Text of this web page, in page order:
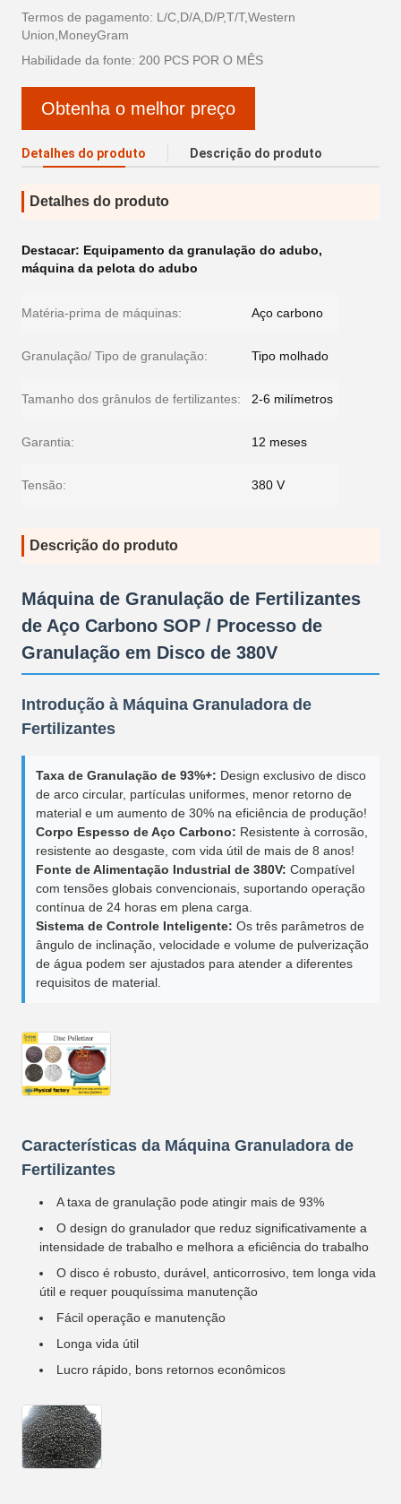
Termos de pagamento: L/C,D/A,D/P,T/T,Western
Union,MoneyGram
Habilidade da fonte: 200 PCS POR O MÊS
Obtenha o melhor preço
Detalhes do produto Descrição do produto
Detalhes do produto
Destacar: Equipamento da granulação do adubo,
máquina da pelota do adubo
Matéria-prima de máquinas: Aço carbono
Granulação/ Tipo de granulação: Tipo molhado
Tamanho dos grânulos de fertilizantes: 2-6 milímetros
Garantia: 12 meses
Tensão: 380 V
Descrição do produto
Máquina de Granulação de Fertilizantes
de Aço Carbono SOP / Processo de
Granulação em Disco de 380V
Introdução à Máquina Granuladora de
Fertilizantes
Taxa de Granulação de 93%+: Design exclusivo de disco
de arco circular, partículas uniformes, menor retorno de
material e um aumento de 30% na eficiência de produção!
Corpo Espesso de Aço Carbono: Resistente à corrosão,
resistente ao desgaste, com vida útil de mais de 8 anos!
Fonte de Alimentação Industrial de 380V: Compatível
com tensões globais convencionais, suportando operação
contínua de 24 horas em plena carga.
Sistema de Controle Inteligente: Os três parâmetros de
ângulo de inclinação, velocidade e volume de pulverização
de água podem ser ajustados para atender a diferentes
requisitos de material.
Características da Máquina Granuladora de
Fertilizantes
A taxa de granulação pode atingir mais de 93%
O design do granulador que reduz significativamente a
intensidade de trabalho e melhora a eficiência do trabalho
O disco é robusto, durável, anticorrosivo, tem longa vida
útil e requer pouquíssima manutenção
Fácil operação e manutenção
Longa vida útil
Lucro rápido, bons retornos econômicos